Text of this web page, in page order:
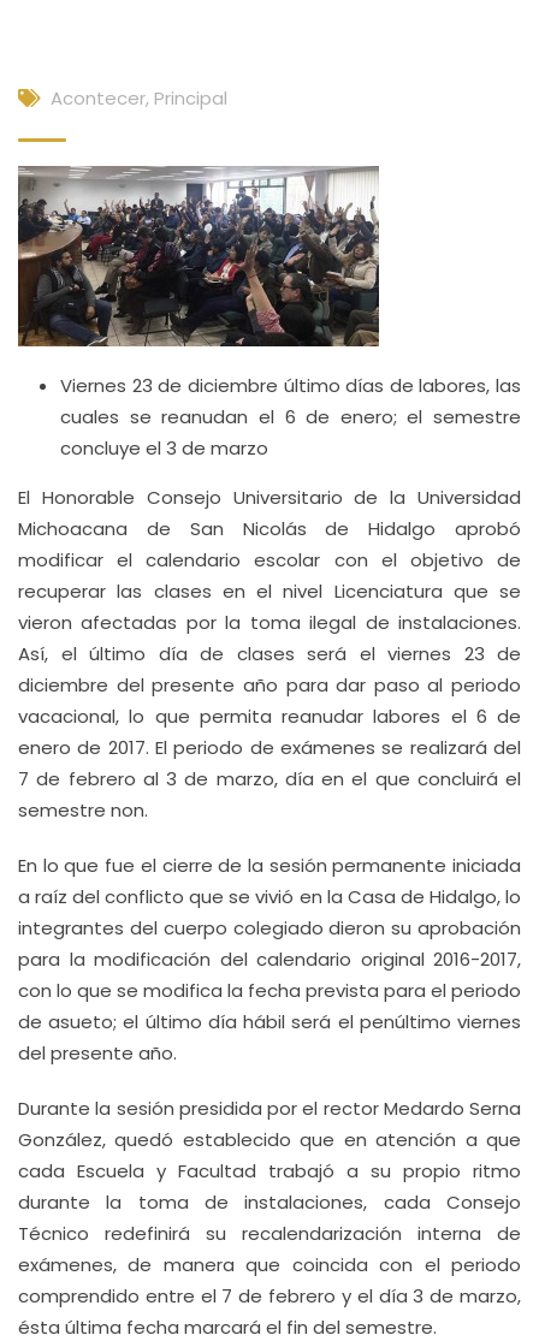
Acontecer, Principal
Viernes 23 de diciembre último días de labores, las
cuales se reanudan el 6 de enero; el semestre
concluye el 3 de marzo
El Honorable Consejo Universitario de la Universidad
Michoacana de San Nicolás de Hidalgo aprobó
modificar el calendario escolar con el objetivo de
recuperar las clases en el nivel Licenciatura que se
vieron afectadas por la toma ilegal de instalaciones.
Así, el último día de clases será el viernes 23 de
diciembre del presente año para dar paso al periodo
vacacional, lo que permita reanudar labores el 6 de
enero de 2017. El periodo de exámenes se realizará del
7 de febrero al 3 de marzo, día en el que concluirá el
semestre non.
En lo que fue el cierre de la sesión permanente iniciada
a raíz del conflicto que se vivió en la Casa de Hidalgo, lo
integrantes del cuerpo colegiado dieron su aprobación
para la modificación del calendario original 2016-2017,
con lo que se modifica la fecha prevista para el periodo
de asueto; el último día hábil será el penúltimo viernes
del presente año.
Durante la sesión presidida por el rector Medardo Serna
González, quedó establecido que en atención a que
cada Escuela y Facultad trabajó a su propio ritmo
durante la toma de instalaciones, cada Consejo
Técnico redefinirá su recalendarización interna de
exámenes, de manera que coincida con el periodo
comprendido entre el 7 de febrero y el día 3 de marzo,
ésta última fecha marcará el fin del semestre.